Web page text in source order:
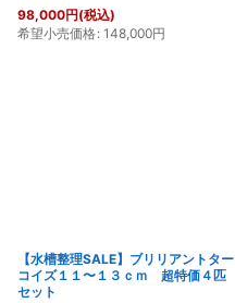
98,000円(税込)
希望小売価格: 148,000円
【水槽整理SALE】ブリリアントター
コイズ１１〜１３ｃｍ 超特価４匹
セット